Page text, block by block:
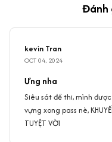
Đánh
kevin Tran
OCT 04, 2024
Ưng nha
Siêu sát đề thi, mình
vựng xong pass nè,
TUYỆT VỜI